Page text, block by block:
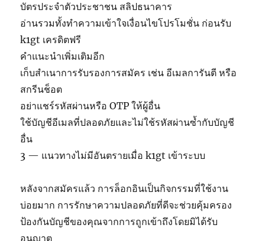
บัตรประจำตัวประชาชน สลิปธนาคาร
อ่านรวมทั้งทำความเข้าใจเงื่อนไขโปรโมชั่น ก่อนรับ
k1gt เครดิตฟรี
คำแนะนำเพิ่มเติมอีก
เก็บสำเนาการรับรองการสมัคร เช่น อีเมลการันตี หรือ
สกรีนช็อต
อย่าแชร์รหัสผ่านหรือ OTP ให้ผู้อื่น
ใช้บัญชีอีเมลที่ปลอดภัยและไม่ใช้รหัสผ่านซ้ำกับบัญชี
อื่น
3 — แนวทางไม่มีอันตรายเมื่อ k1gt เข้าระบบ
หลังจากสมัครแล้ว การล็อกอินเป็นกิจกรรมที่ใช้งาน
บ่อยมาก การรักษาความปลอดภัยที่ดีจะช่วยคุ้มครอง
ป้องกันบัญชีของคุณจากการถูกเข้าถึงโดยมิได้รับ
อนุญาต